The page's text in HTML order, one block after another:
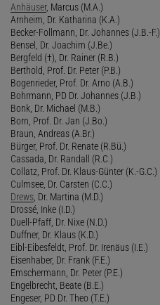
Anhäuser, Marcus (M.A.)
Arnheim, Dr. Katharina (K.A.)
Becker-Follmann, Dr. Johannes (J.B.-F.)
Bensel, Dr. Joachim (J.Be.)
Bergfeld (†), Dr. Rainer (R.B.)
Berthold, Prof. Dr. Peter (P.B.)
Bogenrieder, Prof. Dr. Arno (A.B.)
Bohrmann, PD Dr. Johannes (J.B.)
Bonk, Dr. Michael (M.B.)
Born, Prof. Dr. Jan (J.Bo.)
Braun, Andreas (A.Br.)
Bürger, Prof. Dr. Renate (R.Bü.)
Cassada, Dr. Randall (R.C.)
Collatz, Prof. Dr. Klaus-Günter (K.-G.C.)
Culmsee, Dr. Carsten (C.C.)
Drews , Dr. Martina (M.D.)
Drossé, Inke (I.D.)
Duell-Pfaff, Dr. Nixe (N.D.)
Duffner, Dr. Klaus (K.D.)
Eibl-Eibesfeldt, Prof. Dr. Irenäus (I.E.)
Eisenhaber, Dr. Frank (F.E.)
Emschermann, Dr. Peter (P.E.)
Engelbrecht, Beate (B.E.)
Engeser, PD Dr. Theo (T.E.)